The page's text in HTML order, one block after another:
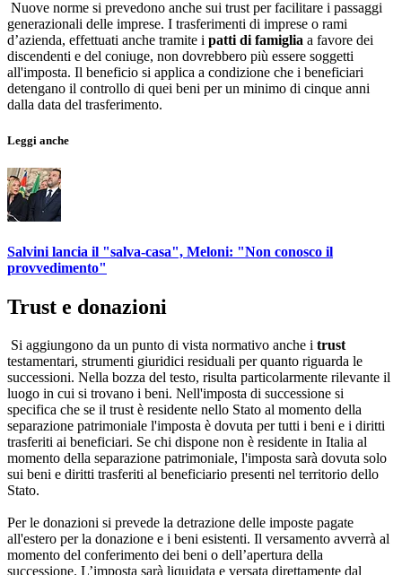
Nuove norme si prevedono anche sui trust per facilitare i passaggi
generazionali delle imprese. I trasferimenti di imprese o rami
d’azienda, effettuati anche tramite i patti di famiglia a favore dei
discendenti e del coniuge, non dovrebbero più essere soggetti
all'imposta. Il beneficio si applica a condizione che i beneficiari
detengano il controllo di quei beni per un minimo di cinque anni
dalla data del trasferimento.
Leggi anche
Salvini lancia il "salva-casa", Meloni: "Non conosco il
provvedimento"
Trust e donazioni
Si aggiungono da un punto di vista normativo anche i trust
testamentari, strumenti giuridici residuali per quanto riguarda le
successioni. Nella bozza del testo, risulta particolarmente rilevante il
luogo in cui si trovano i beni. Nell'imposta di successione si
specifica che se il trust è residente nello Stato al momento della
separazione patrimoniale l'imposta è dovuta per tutti i beni e i diritti
trasferiti ai beneficiari. Se chi dispone non è residente in Italia al
momento della separazione patrimoniale, l'imposta sarà dovuta solo
sui beni e diritti trasferiti al beneficiario presenti nel territorio dello
Stato.
Per le donazioni si prevede la detrazione delle imposte pagate
all'estero per la donazione e i beni esistenti. Il versamento avverrà al
momento del conferimento dei beni o dell’apertura della
successione. L’imposta sarà liquidata e versata direttamente dal